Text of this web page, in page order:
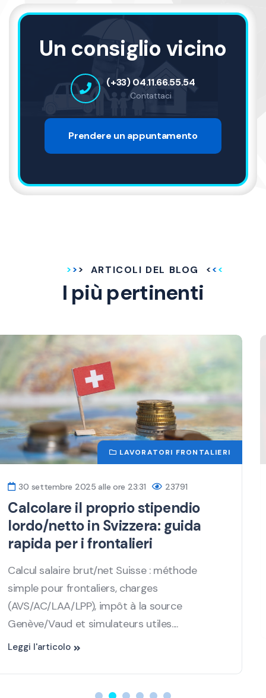
Un consiglio vicino
(+33) 04.11.66.55.54
Contattaci
Prendere un appuntamento
ARTICOLI DEL BLOG
I più pertinenti
ATTUALITÀ
5 giugno 2025 alle ore 18:46 16758
Frontalieri svizzeri: nuove regole
fiscali in vigore dal 2025
Numerosi cambiamenti influenzano i lavoratori
frontalieri tra Francia e Svizzera nel 2025.
L'articolo fa il punto sulle nuove regole...
Leggi l'articolo